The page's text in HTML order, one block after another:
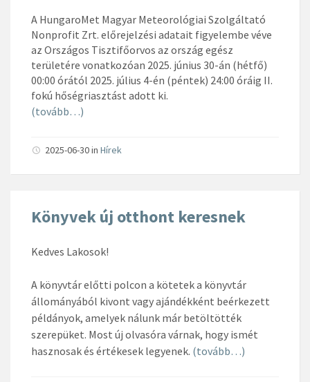
A HungaroMet Magyar Meteorológiai Szolgáltató
Nonprofit Zrt. előrejelzési adatait figyelembe véve
az Országos Tisztifőorvos az ország egész
területére vonatkozóan 2025. június 30-án (hétfő)
00:00 órától 2025. július 4-én (péntek) 24:00 óráig II.
fokú hőségriasztást adott ki.
(tovább…)
2025-06-30in Hírek
Könyvek új otthont keresnek
Kedves Lakosok!
A könyvtár előtti polcon a kötetek a könyvtár
állományából kivont vagy ajándékként beérkezett
példányok, amelyek nálunk már betöltötték
szerepüket. Most új olvasóra várnak, hogy ismét
hasznosak és értékesek legyenek. (tovább…)